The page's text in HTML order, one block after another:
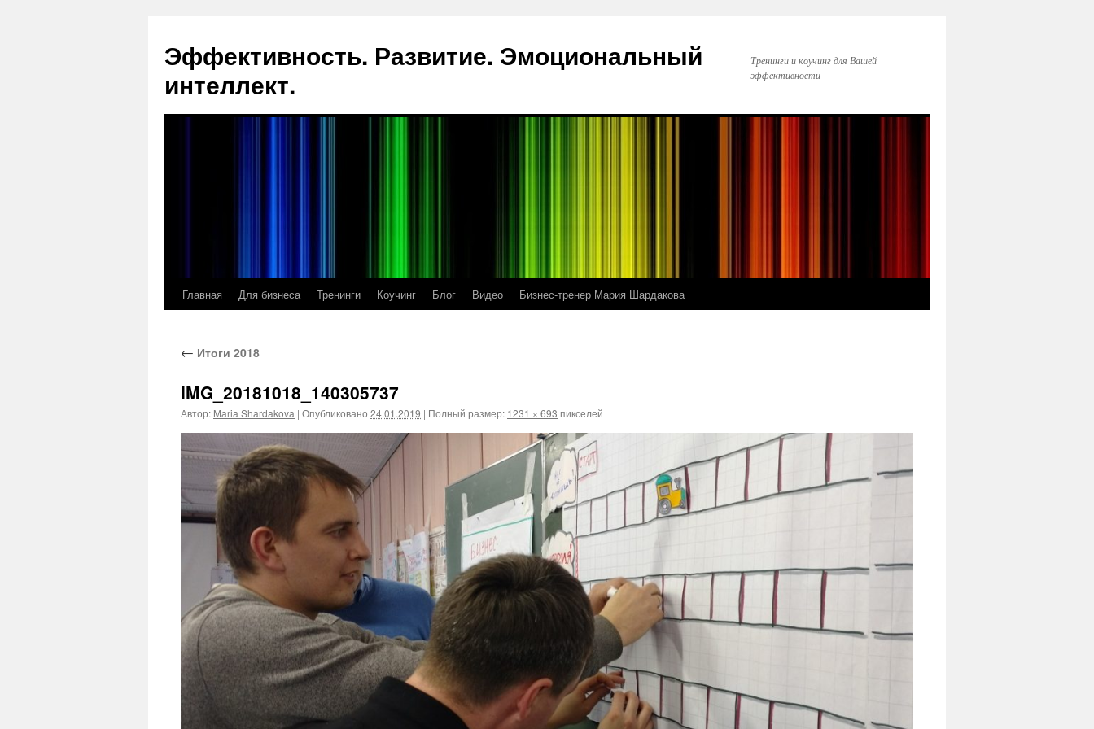
Эффективность. Развитие. Эмоциональный
интеллект.
Тренинги и коучинг для Вашей
эффективности
Перейти
содержимому
Главная Для бизнеса Тренинги Коучинг Блог Видео Бизнес-тренер Мария Шардакова
← Итоги 2018
IMG_20181018_140305737
Автор: Maria Shardakova | Опубликовано 24.01.2019 | Полный размер: 1231 × 693 пикселей